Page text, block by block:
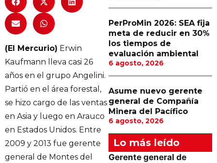
(El Mercurio) Erwin
Kaufmann lleva casi 26
años en el grupo Angelini.
Partió en el área forestal,
se hizo cargo de las ventas
en Asia y luego en Arauco
en Estados Unidos. Entre
2009 y 2013 fue gerente
general de Montes del
PerProMin 2026: SEA fija
meta de reducir en 30%
los tiempos de
evaluación ambiental
6 agosto, 2026
Asume nuevo gerente
general de Compañía
Minera del Pacífico
6 agosto, 2026
Lo más leído
Gerente general de